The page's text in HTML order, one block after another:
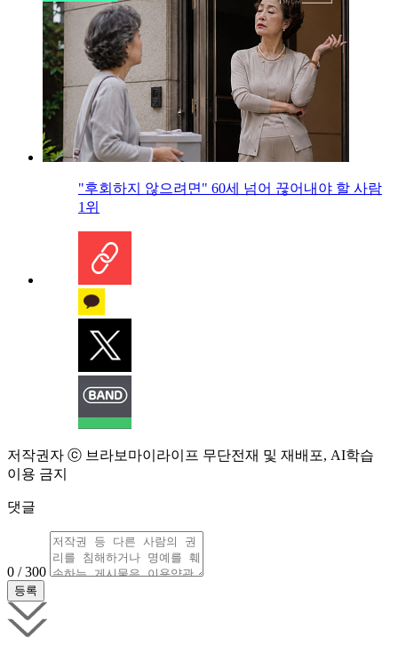
"후회하지 않으려면" 60세 넘어 끊어내야 할 사람
1위
저작권자 ⓒ 브라보마이라이프 무단전재 및 재배포, AI학습
이용 금지
댓글
0 / 300